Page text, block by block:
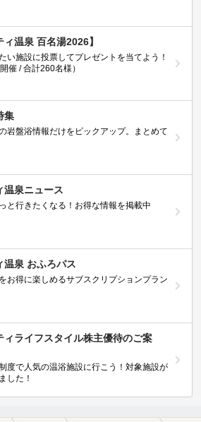
ィ温泉 百名湯2026】
い施設に投票してプレゼントを当てよう！
催 / 合計260名様）
集
岩盤浴情報だけをピックアップ。まとめて
温泉ニュース
と行きたくなる！お得な情報を掲載中
温泉 おふろパス
お得に楽しめるサブスクリプションプラン
ィライフスタイル株主優待のご案
度で人気の温浴施設に行こう！対象施設が
した！